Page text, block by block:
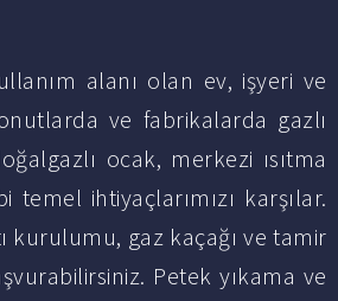
alanı olan ev, işyeri ve
ve fabrikalarda gazlı
ocak, merkezi ısıtma
ihtiyaçlarımızı karşılar.
kurulumu, gaz kaçağı ve tamir
Petek yıkama ve